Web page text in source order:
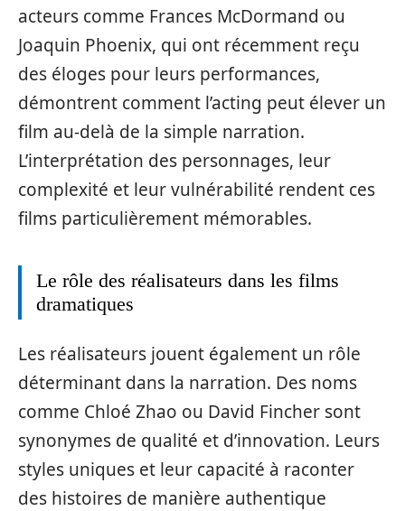
acteurs comme Frances McDormand ou
Joaquin Phoenix, qui ont récemment reçu
des éloges pour leurs performances,
démontrent comment l’acting peut élever un
film au-delà de la simple narration.
L’interprétation des personnages, leur
complexité et leur vulnérabilité rendent ces
films particulièrement mémorables.
Le rôle des réalisateurs dans les films
dramatiques
Les réalisateurs jouent également un rôle
déterminant dans la narration. Des noms
comme Chloé Zhao ou David Fincher sont
synonymes de qualité et d’innovation. Leurs
styles uniques et leur capacité à raconter
des histoires de manière authentique